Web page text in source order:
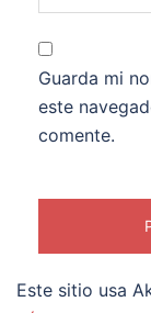
Guarda mi
este
comente.
Este sitio usa